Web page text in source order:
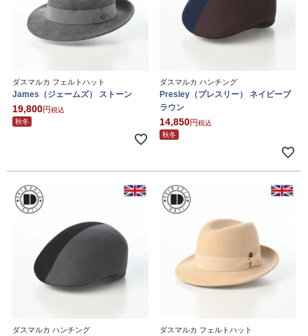
ダスマルカ フェルトハット
James（ジェームズ） ストーン
19,800
税込
秋冬
ダスマルカ ハンチング
Presley（プレスリー） ネイビーブ
ラウン
14,850
税込
秋冬
ダスマルカ ハンチング ダスマルカ フェルトハット